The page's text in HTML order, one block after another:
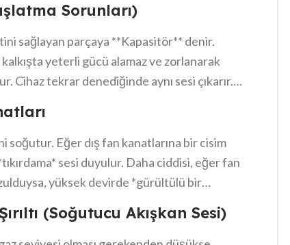
Sorunları)
sağlayan parçaya **Kapasitör** denir.
yeterli gücü alamaz ve zorlanarak
Cihaz tekrar denediğinde aynı sesi çıkarır.
soğutur. Eğer dış fan kanatlarına bir cisim
sesi duyulur. Daha ciddisi, eğer fan
yüksek devirde *gürültülü bir
(Soğutucu Akışkan Sesi)